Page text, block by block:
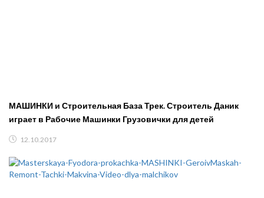
МАШИНКИ и Строительная База Трек. Строитель Даник
играет в Рабочие Машинки Грузовички для детей
12.10.2017